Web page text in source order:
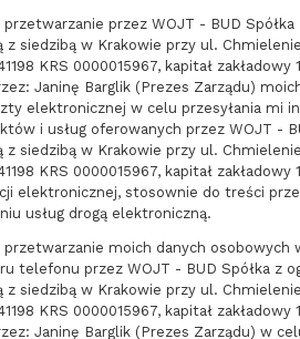
przez WOJT - BUD Spółka
z siedzibą w Krakowie przy ul.
KRS 0000015967, kapitał zakładowy
Janinę Barglik (Prezes Zarządu)
elektronicznej w celu przesyłania mi
i usług oferowanych przez WOJT -
z siedzibą w Krakowie przy ul.
KRS 0000015967, kapitał
elektronicznej, stosownie do treści
usług drogą elektroniczną.
przetwarzanie moich danych osobowych
telefonu przez WOJT - BUD Spółka z
z siedzibą w Krakowie przy ul.
KRS 0000015967, kapitał zakładowy
Janinę Barglik (Prezes Zarządu) w